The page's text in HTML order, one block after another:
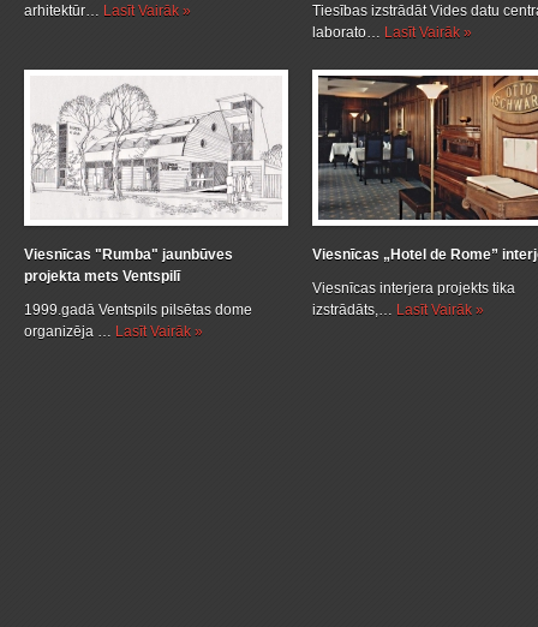
arhitektūr… Lasīt Vairāk »
Tiesības izstrādāt Vides datu
laborato… Lasīt Vairāk »
Viesnīcas "Rumba" jaunbūves
projekta mets Ventspilī
1999.gadā Ventspils pilsētas dome
organizēja … Lasīt Vairāk »
Viesnīcas „Hotel de Rome”
Viesnīcas interjera projekts tika
izstrādāts,… Lasīt Vairāk »